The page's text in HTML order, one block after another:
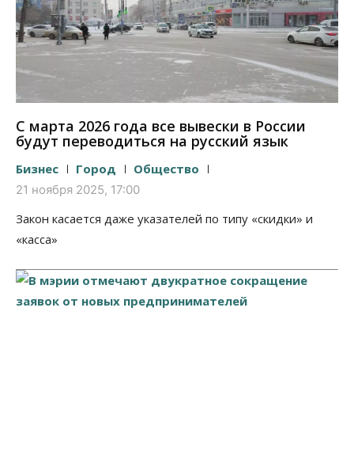
С марта 2026 года все вывески в России
будут переводиться на русский язык
Бизнес Город Общество
21 ноября 2025, 17:00
Закон касается даже указателей по типу «скидки» и
«касса»